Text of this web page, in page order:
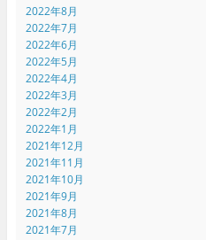
2022年8月
2022年7月
2022年6月
2022年5月
2022年4月
2022年3月
2022年2月
2022年1月
2021年12月
2021年11月
2021年10月
2021年9月
2021年8月
2021年7月